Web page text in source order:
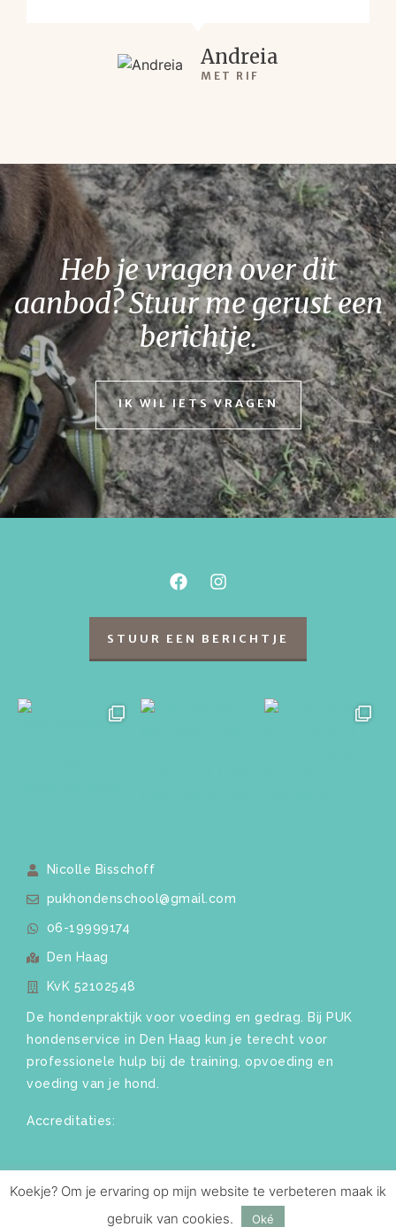
Andreia
MET RIF
Heb je vragen over dit
aanbod? Stuur me gerust een
berichtje.
IK WIL IETS VRAGEN
STUUR EEN BERICHTJE
Nicolle Bisschoff
pukhondenschool@gmail.com
06-19999174
Den Haag
KvK 52102548
De hondenpraktijk voor voeding en gedrag. Bij PUK
hondenservice in Den Haag kun je terecht voor
professionele hulp bij de training, opvoeding en
voeding van je hond.
Accreditaties:
Websites voor hondenprofs vanDigitale
Algemene voorwaarden|Privacy
Koekje? Om je ervaring op mijn website te verbeteren maak ik
gebruik van cookies.
Oké